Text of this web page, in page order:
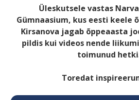
Üleskutsele vastas
Gümnaasium, kus eesti keele
Kirsanova jagab õppeaasta
pildis kui videos nende
toimunud
Toredat